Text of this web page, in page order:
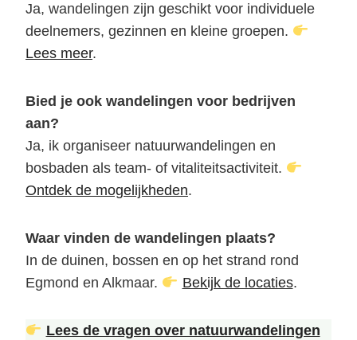
Ja, wandelingen zijn geschikt voor individuele
deelnemers, gezinnen en kleine groepen.
Lees meer.
Bied je ook wandelingen voor bedrijven
aan?
Ja, ik organiseer natuurwandelingen en
bosbaden als team- of vitaliteitsactiviteit.
Ontdek de mogelijkheden.
Waar vinden de wandelingen plaats?
In de duinen, bossen en op het strand rond
Egmond en Alkmaar.
Bekijk de locaties.
Lees de vragen over natuurwandelingen